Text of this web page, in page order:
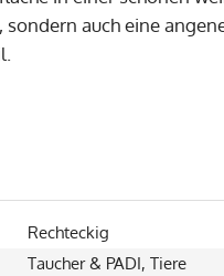
auch eine
Rechteckig
Taucher & PADI, Tiere